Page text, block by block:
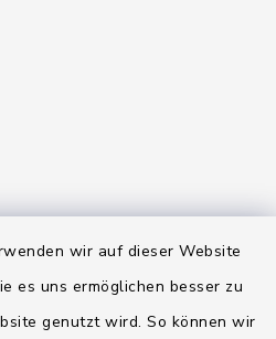
wir auf dieser Website
es uns ermöglichen besser zu
genutzt wird. So können wir
115
Holstein